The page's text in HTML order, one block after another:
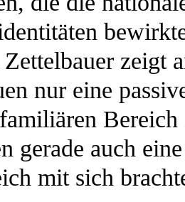
zeigt
nur eine
gerade auch
mit sich